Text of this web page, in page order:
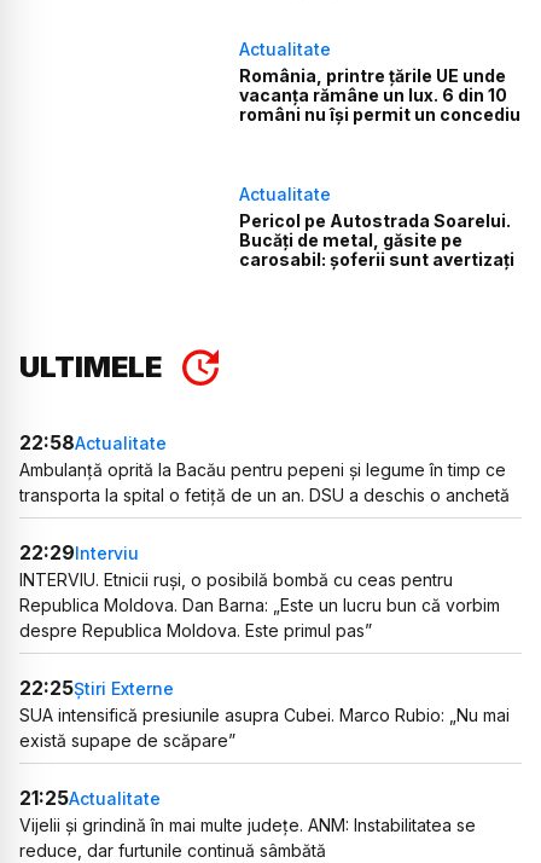
Actualitate
România, printre țările UE unde
vacanța rămâne un lux. 6 din 10
români nu își permit un concediu
Actualitate
Pericol pe Autostrada Soarelui.
Bucăți de metal, găsite pe
carosabil: șoferii sunt avertizați
ULTIMELE
22:58Actualitate
Ambulanță oprită la Bacău pentru pepeni și legume în timp ce
transporta la spital o fetiță de un an. DSU a deschis o anchetă
22:29Interviu
INTERVIU. Etnicii ruși, o posibilă bombă cu ceas pentru
Republica Moldova. Dan Barna: „Este un lucru bun că vorbim
despre Republica Moldova. Este primul pas”
22:25Știri Externe
SUA intensifică presiunile asupra Cubei. Marco Rubio: „Nu mai
există supape de scăpare”
21:25Actualitate
Vijelii și grindină în mai multe județe. ANM: Instabilitatea se
reduce, dar furtunile continuă sâmbătă